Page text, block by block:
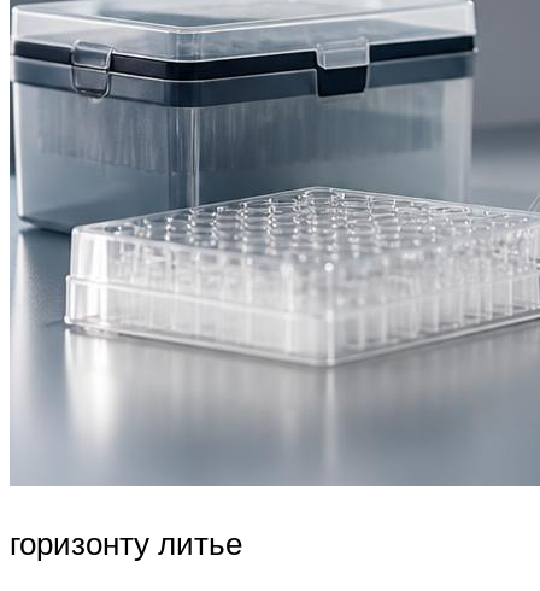
горизонту литье